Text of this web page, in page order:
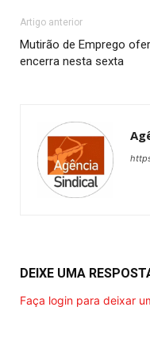
Artigo anterior
Mutirão de Emprego
encerra nesta sexta
DEIXE UMA
Faça login para deixar